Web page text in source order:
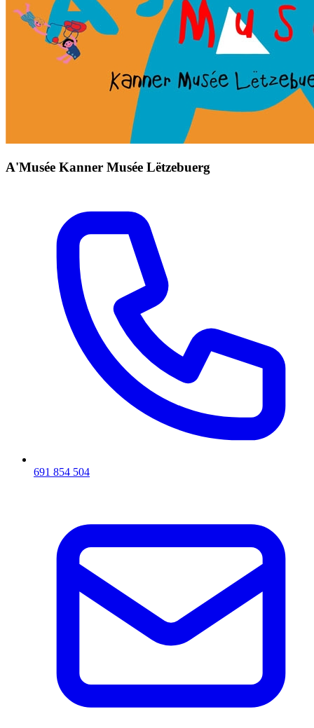
A'Musée Kanner Musée Lëtzebuerg
691 854 504